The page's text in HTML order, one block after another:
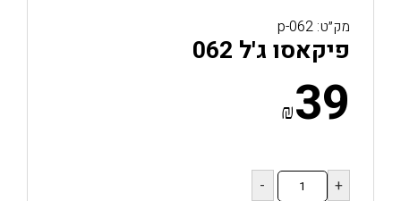
מק״ט: p-062
פיקאסו ג'ל 062
₪39
כמות
של